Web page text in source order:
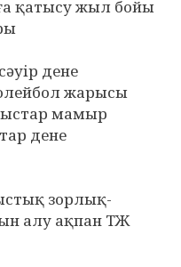
қатысу жыл бойы
дене
жарысы
мамыр
дене
зорлық-
алу ақпан ТЖ